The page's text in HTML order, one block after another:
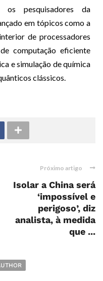
pesquisadores da
em tópicos como a
de processadores
computação eficiente
e simulação de química
clássicos.
Próximo artigo
Isolar a China será
‘impossível e
perigoso’, diz
analista, à medida
que ...